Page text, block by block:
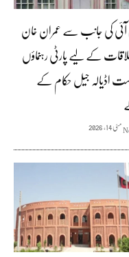
کی جانب سے عمران خان
کے لیے پارٹی رہنماؤں
اڈیالہ جیل حکام کے
مئی 14, 2026